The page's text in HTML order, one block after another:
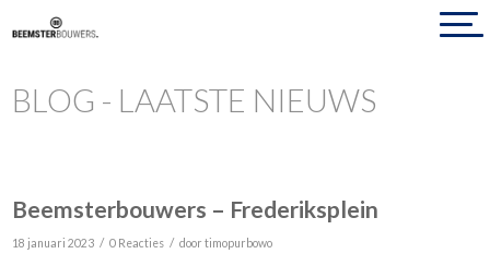
BLOG - LAATSTE NIEUWS
Beemsterbouwers – Frederiksplein
18 januari 2023 / 0 Reacties / doortimopurbowo